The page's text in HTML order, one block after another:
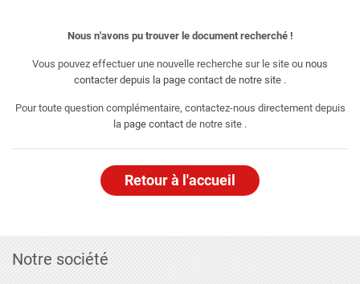
Nous n'avons pu trouver le document recherché !
Vous pouvez effectuer une nouvelle recherche sur le site ou nous
contacter depuis la page contact de notre site .
Pour toute question complémentaire, contactez-nous directement depuis
la page contact de notre site .
Retour à l'accueil
Notre société